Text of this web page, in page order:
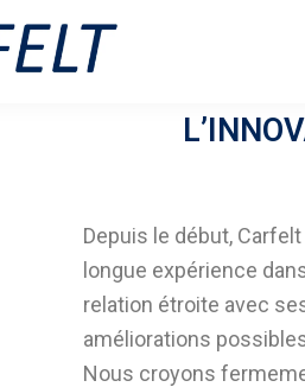
Depuis le début,
longue expérience
relation étroite avec
améliorations
Nous croyons